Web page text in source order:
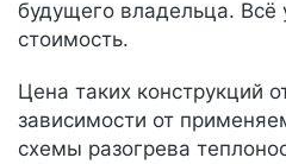
будущего владельца. Всё
стоимость.
Цена таких конструкций
зависимости от
схемы разогрева